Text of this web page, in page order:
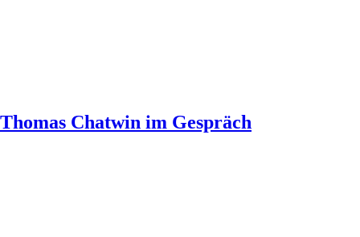
Thomas Chatwin im Gespräch